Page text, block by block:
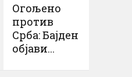
Огољено
против
Срба: Бајден
објави...